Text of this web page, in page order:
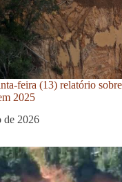
feira (13) relatório
2025
de 2026